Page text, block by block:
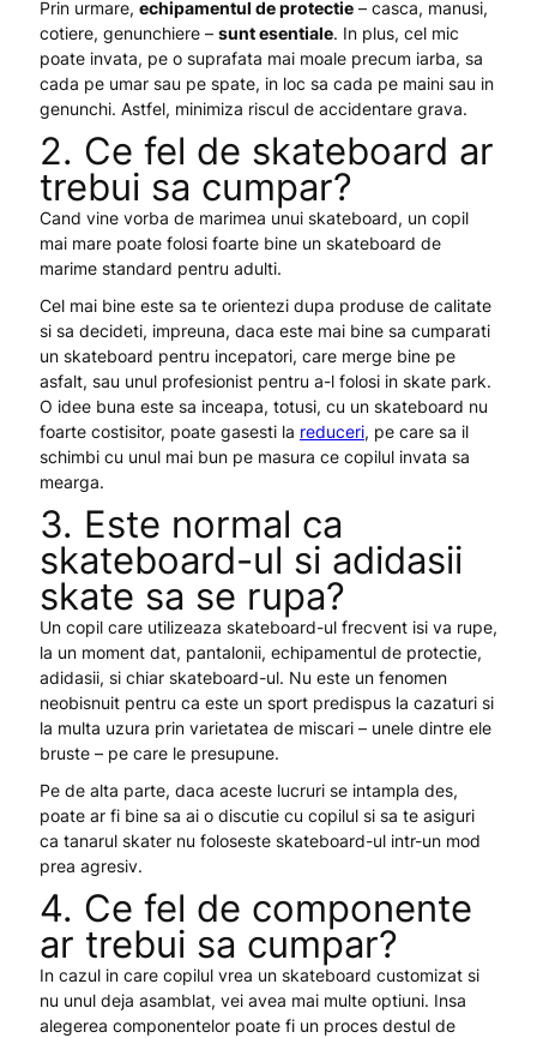
Prin urmare, echipamentul de protectie– casca, manusi,
cotiere, genunchiere – sunt esentiale. In plus, cel mic
poate invata, pe o suprafata mai moale precum iarba, sa
cada pe umar sau pe spate, in loc sa cada pe maini sau in
genunchi. Astfel, minimiza riscul de accidentare grava.
2. Ce fel de skateboard ar
trebui sa cumpar?
Cand vine vorba de marimea unui skateboard, un copil
mai mare poate folosi foarte bine un skateboard de
marime standard pentru adulti.
Cel mai bine este sa te orientezi dupa produse de calitate
si sa decideti, impreuna, daca este mai bine sa cumparati
un skateboard pentru incepatori, care merge bine pe
asfalt, sau unul profesionist pentru a-l folosi in skate park.
O idee buna este sa inceapa, totusi, cu un skateboard nu
foarte costisitor, poate gasesti la reduceri, pe care sa il
schimbi cu unul mai bun pe masura ce copilul invata sa
mearga.
3. Este normal ca
skateboard-ul si adidasii
skate sa se rupa?
Un copil care utilizeaza skateboard-ul frecvent isi va rupe,
la un moment dat, pantalonii, echipamentul de protectie,
adidasii, si chiar skateboard-ul. Nu este un fenomen
neobisnuit pentru ca este un sport predispus la cazaturi si
la multa uzura prin varietatea de miscari – unele dintre ele
bruste – pe care le presupune.
Pe de alta parte, daca aceste lucruri se intampla des,
poate ar fi bine sa ai o discutie cu copilul si sa te asiguri
ca tanarul skater nu foloseste skateboard-ul intr-un mod
prea agresiv.
4. Ce fel de componente
ar trebui sa cumpar?
In cazul in care copilul vrea un skateboard customizat si
nu unul deja asamblat, vei avea mai multe optiuni. Insa
alegerea componentelor poate fi un proces destul de